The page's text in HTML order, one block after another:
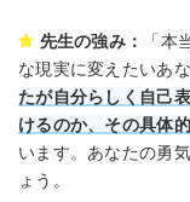
先生の強み：
「本
な現実に変えたいあ
たが自分らしく自己
けるのか、その具体
います。あなたの勇
ょう。